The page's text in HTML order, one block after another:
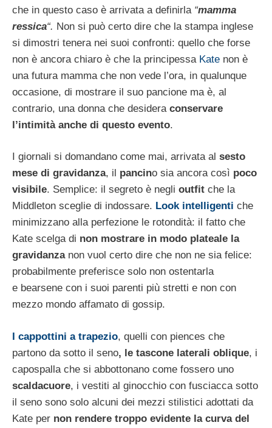
che in questo caso è arrivata a definirla “mamma
ressica“. Non si può certo dire che la stampa inglese
si dimostri tenera nei suoi confronti: quello che forse
non è ancora chiaro è che la principessa Kate non è
una futura mamma che non vede l’ora, in qualunque
occasione, di mostrare il suo pancione ma è, al
contrario, una donna che desidera conservare
l’intimità anche di questo evento.
I giornali si domandano come mai, arrivata al sesto
mese di gravidanza, il pancino sia ancora così poco
visibile. Semplice: il segreto è negli outfit che la
Middleton sceglie di indossare. Look intelligenti che
minimizzano alla perfezione le rotondità: il fatto che
Kate scelga di non mostrare in modo plateale la
gravidanzanon vuol certo dire che non ne sia felice:
probabilmente preferisce solo non ostentarla
e bearsene con i suoi parenti più stretti e non con
mezzo mondo affamato di gossip.
I cappottini a trapezio, quelli con piences che
partono da sotto il seno, le tascone laterali oblique, i
capospalla che si abbottonano come fossero uno
scaldacuore, i vestiti al ginocchio con fusciacca sotto
il seno sono solo alcuni dei mezzi stilistici adottati da
Kate per non rendere troppo evidente la curva del